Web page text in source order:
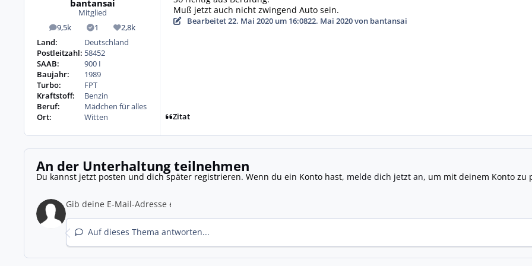
bantansai
Mitglied
9,5k
Beiträge 1
Lösungen2,8k
Reputation
Land:
Deutschland
Postleitzahl: 58452
SAAB:
900 I
Baujahr:
1989
Turbo:
FPT
Kraftstoff:
Benzin
Beruf:
Mädchen für alles
Ort:
Witten
Muß jetzt auch nicht zwingend Auto sein.
Bearbeitet22. Mai 2020 um 16:0822. Mai 2020von bantansai
Zitat
An der Unterhaltung teilnehmen
Du kannst jetzt posten und dich später registrieren. Wenn du ein Konto hast, melde dich jetzt an, um mit deinem Konto zu
Auf dieses Thema antworten...